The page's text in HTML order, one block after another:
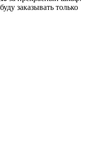
заказывать только